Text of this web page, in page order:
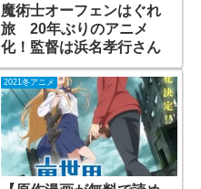
魔術士オーフェンはぐれ
旅 20年ぶりのアニメ
化！監督は浜名孝行さん
2021冬アニメ